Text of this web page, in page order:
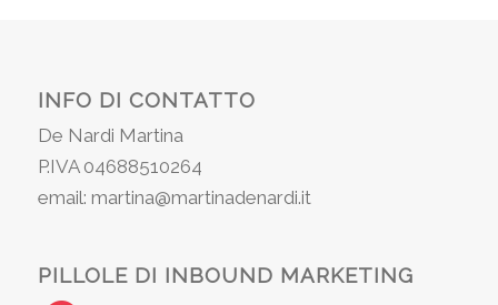
INFO DI CONTATTO
De Nardi Martina
P.IVA 04688510264
email: martina@martinadenardi.it
PILLOLE DI INBOUND MARKETING